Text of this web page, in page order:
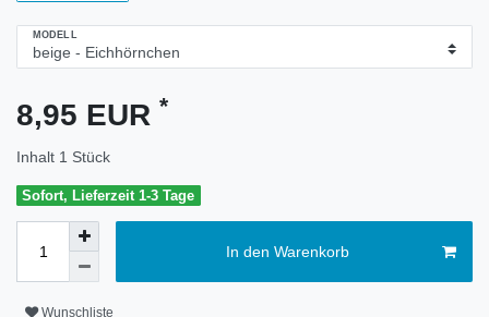
MODELL
8,95 EUR *
Inhalt 1 Stück
Sofort, Lieferzeit 1-3 Tage
In den Warenkorb
Wunschliste